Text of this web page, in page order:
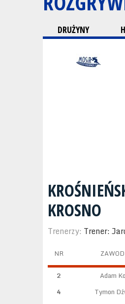
DRUŻYNY
KROSNO
Trenerzy: Trener:
NR
2 Adam
4
Tymon